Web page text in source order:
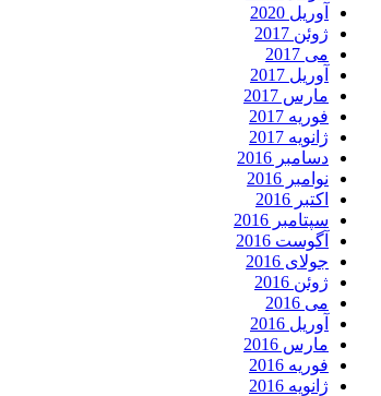
آوریل 2020
ژوئن 2017
می 2017
آوریل 2017
مارس 2017
فوریه 2017
ژانویه 2017
دسامبر 2016
نوامبر 2016
اکتبر 2016
سپتامبر 2016
آگوست 2016
جولای 2016
ژوئن 2016
می 2016
آوریل 2016
مارس 2016
فوریه 2016
ژانویه 2016